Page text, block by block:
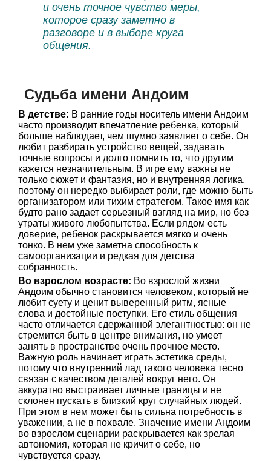
и очень точное чувство меры,
которое сразу заметно в
разговоре и в выборе круга
общения.
Судьба имени Андоим
В детстве: В ранние годы носитель имени Андоим
часто производит впечатление ребенка, который
больше наблюдает, чем шумно заявляет о себе. Он
любит разбирать устройство вещей, задавать
точные вопросы и долго помнить то, что другим
кажется незначительным. В игре ему важны не
только сюжет и фантазия, но и внутренняя логика,
поэтому он нередко выбирает роли, где можно быть
организатором или тихим стратегом. Такое имя как
будто рано задает серьезный взгляд на мир, но без
утраты живого любопытства. Если рядом есть
доверие, ребенок раскрывается мягко и очень
тонко. В нем уже заметна способность к
самоорганизации и редкая для детства
собранность.
Во взрослом возрасте: Во взрослой жизни
Андоим обычно становится человеком, который не
любит суету и ценит выверенный ритм, ясные
слова и достойные поступки. Его стиль общения
часто отличается сдержанной элегантностью: он не
стремится быть в центре внимания, но умеет
занять в пространстве очень прочное место.
Важную роль начинает играть эстетика среды,
потому что внутренний лад такого человека тесно
связан с качеством деталей вокруг него. Он
аккуратно выстраивает личные границы и не
склонен пускать в близкий круг случайных людей.
При этом в нем может быть сильна потребность в
уважении, а не в похвале. Значение имени Андоим
во взрослом сценарии раскрывается как зрелая
автономия, которая не кричит о себе, но
чувствуется сразу.